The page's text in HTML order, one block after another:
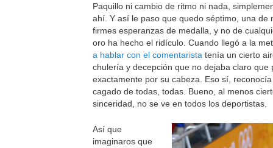
Paquillo ni cambio de ritmo ni nada,
ahí. Y así le paso que quedo séptimo, una de
firmes esperanzas de medalla, y no de
oro ha hecho el ridículo. Cuando llegó a la
a hablar con el comentarista tenía un cierto
chulería y decepción que no dejaba claro que
exactamente por su cabeza. Eso sí,
cagado de todas, todas. Bueno, al menos
sinceridad, no se ve en todos los deportistas.
Así que
imaginaros que